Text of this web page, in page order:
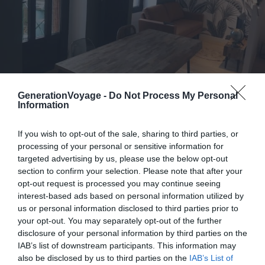
GenerationVoyage - Do Not Process My Personal
Information
If you wish to opt-out of the sale, sharing to third parties, or
processing of your personal or sensitive information for
targeted advertising by us, please use the below opt-out
section to confirm your selection. Please note that after your
opt-out request is processed you may continue seeing
interest-based ads based on personal information utilized by
us or personal information disclosed to third parties prior to
your opt-out. You may separately opt-out of the further
disclosure of your personal information by third parties on the
IAB’s list of downstream participants. This information may
also be disclosed by us to third parties on the IAB’s List of
Budget :€
Le plus du logement :un décor atypique pour des
vacances cocooning
Pour votre séjour en Vendée, quoi de mieux que ce
charmant appartement à La-Roche-sur-Yon ? À deux
pas du centre historique, vous serez au cœur des